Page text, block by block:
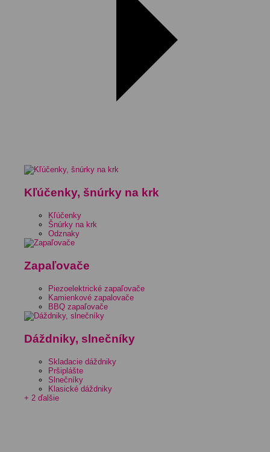
Kľúčenky, šnúrky na krk
Kľúčenky
Šnúrky na krk
Odznaky
Zapaľovače
Piezoelektrické zapaľovače
Kamienkové zapalovače
BBQ zapaľovače
Dáždniky, slnečníky
Skladacie dáždniky
Pršiplášte
Slnečníky
Klasické dáždniky
+ 2 ďalšie